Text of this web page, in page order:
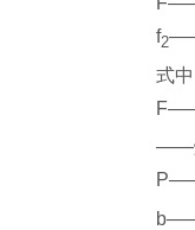
f2
式
——